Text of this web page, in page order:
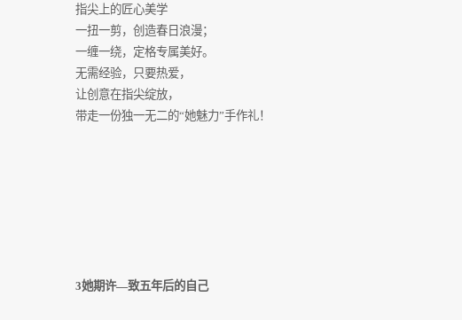
指尖上的匠心美学
一扭一剪，创造春日浪漫；
一缠一绕，定格专属美好。
无需经验，只要热爱，
让创意在指尖绽放，
带走一份独一无二的“她魅力”手作礼！
3她期许—致五年后的自己